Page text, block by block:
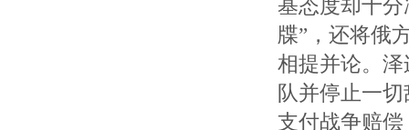
基态度却十
牒”，还将俄
相提并论。
队并停止一
支付战争赔